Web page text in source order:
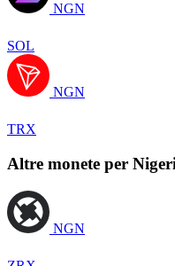
NGN
SOL
NGN
TRX
Altre monete per
NGN